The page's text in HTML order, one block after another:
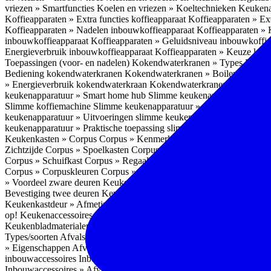
vriezen » Smartfuncties Koelen en vriezen » Koeltechnieken
Koffieapparaten » Extra functies koffieapparaat Koffieapparaten »
Koffieapparaten » Nadelen inbouwkoffieapparaat Koffieapparaten »
inbouwkoffieapparaat Koffieapparaten » Geluidsniveau
Energieverbruik inbouwkoffieapparaat Koffieapparaten » Keuze
Toepassingen (voor- en nadelen) Kokendwaterkranen » Types
Bediening kokendwaterkranen Kokendwaterkranen » Boilers
» Energieverbruik kokendwaterkraan Kokendwaterkranen »
keukenapparatuur » Smart home hub Slimme keukenapparatuur »
Slimme koffiemachine Slimme keukenapparatuur » Slimme stekker
keukenapparatuur » Uitvoeringen slimme keukenapparatuur
keukenapparatuur » Praktische toepassing slimme keukenapparatuur
Keukenkasten » Corpus Corpus » Kenmerken
Zichtzijde Corpus » Spoelkasten Corpus » Soorten keukenkasten
Corpus » Schuifkast Corpus » Regaalkast
Corpus » Corpuskleuren Corpus » Corpus in kleur
» Voordeel zware deuren Keukenkasten » Kastindeling
Bevestiging twee deuren Keukenkastdeur » Vaatwasserdeur
Keukenkastdeur » Afmetingen
op! KeukenaccessoiresKeukenaccessoires » Achterwanden
Keukenbladmaterialen als achterwand
Types/soorten Afvalsystemen » Installatie
» Eigenschappen Afvalsystemen » Inhoud
inbouwaccessoires Inbouwaccessoires » Bestek- en ladeindelingen